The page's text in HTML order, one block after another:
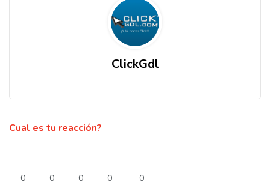
ClickGdl
Cual es tu reacción?
0 0 0 0 0